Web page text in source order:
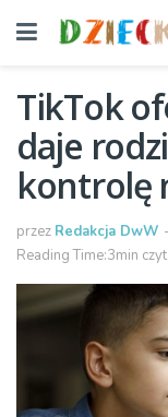
TikTok
daje
kontrolę
przez Redakcja DwW
Reading Time:3min